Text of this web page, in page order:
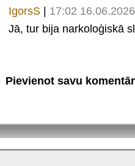
IgorsS | 17:02 16.06.2026
Jā, tur bija narkoloģiskā
Pievienot savu